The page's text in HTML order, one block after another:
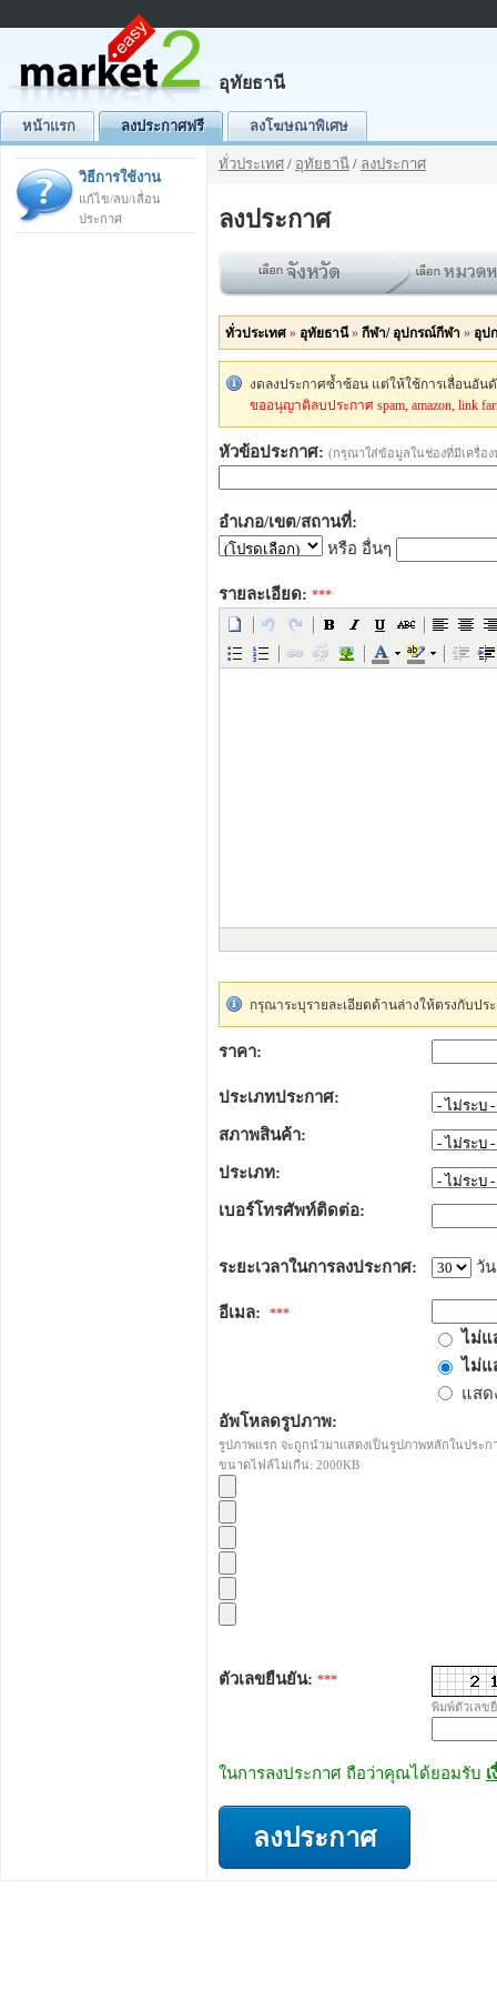
อุทัยธานี
หน้าแรก ลงประกาศฟรี ลงโฆษณาพิเศษ
วิธีการใช้งาน
แก้ไข/ลบ/เลื่อน
ประกาศ
ทั่วประเทศ / อุทัยธานี / ลงประกาศ
ลงประกาศ
ทั่วประเทศ » อุทัยธานี» กีฬา/ อุปกรณ์กีฬา » อุป
งดลงประกาศซ้ำซ้อน แต่ให้ใช้การเลื่อนอั
ขออนุญาติลบประกาศ spam, amazon, link
หัวข้อประกาศ: (กรุณาใส่ข้อมูลในช่องที่มีเครื่อ
อำเภอ/เขต/สถานที่:
หรือ อื่นๆ
รายละเอียด: ***
กรุณาระบุรายละเอียดด้านล่างให้ตรงกับป
ราคา:
ประเภทประกาศ:
สภาพสินค้า:
ประเภท:
เบอร์โทรศัพท์ติดต่อ:
ระยะเวลาในการลงประกาศ: วัน
อีเมล: ***
ไม่แ
ไม่แ
แสด
อัพโหลดรูปภาพ:
รูปภาพแรก จะถูกนำมาแสดงเป็นรูปภาพหลักในประ
ขนาดไฟล์ไม่เกืน: 2000KB
ตัวเลขยืนยัน: ***
พิมพ์ตัวเลข
ในการลงประกาศ ถือว่าคุณได้ยอมรับ
ลงประกาศ